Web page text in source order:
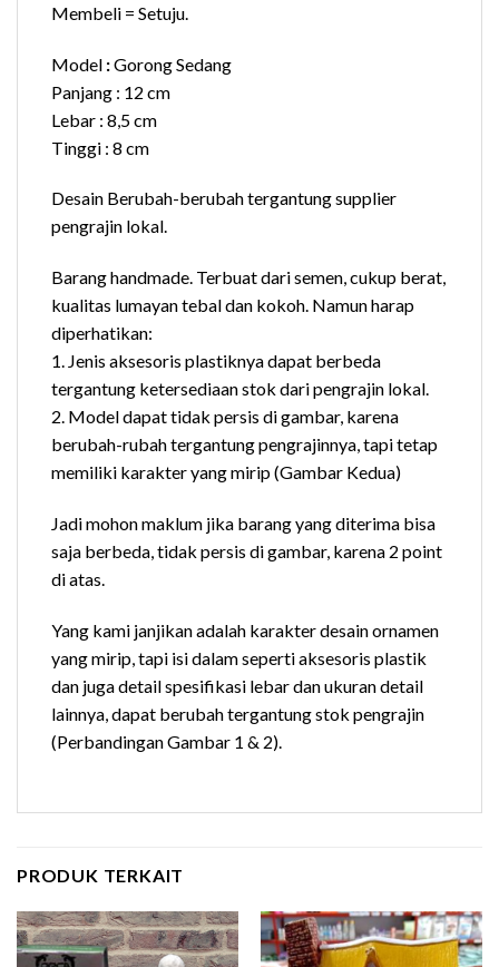
Membeli = Setuju.
Model :Gorong Sedang
Panjang : 12 cm
Lebar : 8,5 cm
Tinggi : 8 cm
Desain Berubah-berubah tergantung supplier
pengrajin lokal.
Barang handmade. Terbuat dari semen, cukup berat,
kualitas lumayan tebal dan kokoh. Namun harap
diperhatikan:
1. Jenis aksesoris plastiknya dapat berbeda
tergantung ketersediaan stok dari pengrajin lokal.
2. Model dapat tidak persis di gambar, karena
berubah-rubah tergantung pengrajinnya, tapi tetap
memiliki karakter yang mirip (Gambar Kedua)
Jadi mohon maklum jika barang yang diterima bisa
saja berbeda, tidak persis di gambar, karena 2 point
di atas.
Yang kami janjikan adalah karakter desain ornamen
yang mirip, tapi isi dalam seperti aksesoris plastik
dan juga detail spesifikasi lebar dan ukuran detail
lainnya, dapat berubah tergantung stok pengrajin
(Perbandingan Gambar 1 & 2).
PRODUK TERKAIT